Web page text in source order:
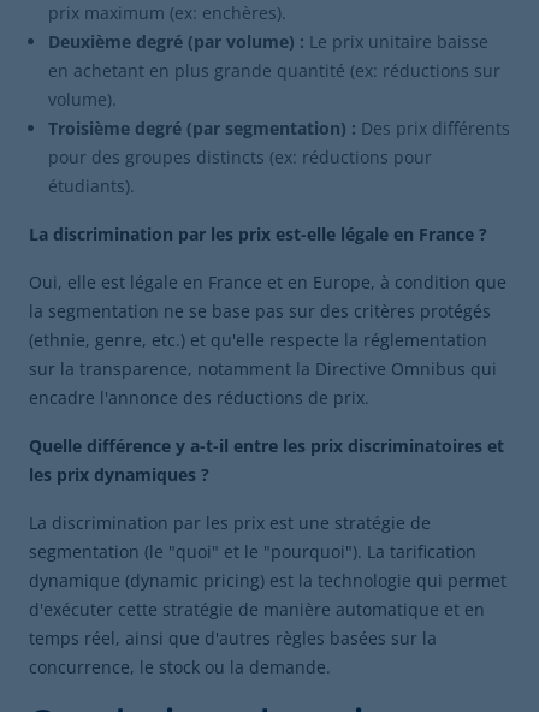
prix maximum (ex: enchères).
Deuxième degré (par volume) : Le prix unitaire baisse
en achetant en plus grande quantité (ex: réductions sur
volume).
Troisième degré (par segmentation) : Des prix différents
pour des groupes distincts (ex: réductions pour
étudiants).
La discrimination par les prix est-elle légale en France ?
Oui, elle est légale en France et en Europe, à condition que
la segmentation ne se base pas sur des critères protégés
(ethnie, genre, etc.) et qu'elle respecte la réglementation
sur la transparence, notamment la Directive Omnibus qui
encadre l'annonce des réductions de prix.
Quelle différence y a-t-il entre les prix discriminatoires et
les prix dynamiques ?
La discrimination par les prix est une stratégie de
segmentation (le "quoi" et le "pourquoi"). La tarification
dynamique (dynamic pricing) est la technologie qui permet
d'exécuter cette stratégie de manière automatique et en
temps réel, ainsi que d'autres règles basées sur la
concurrence, le stock ou la demande.